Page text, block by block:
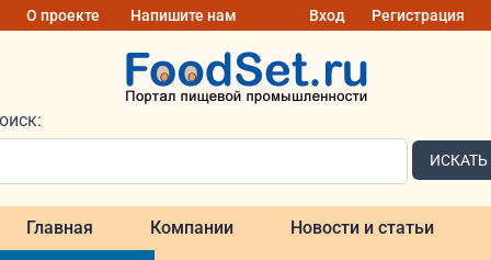
О проекте Напишите нам Вход Регистрация
ИСКАТЬ
Главная Компании Новости и статьи